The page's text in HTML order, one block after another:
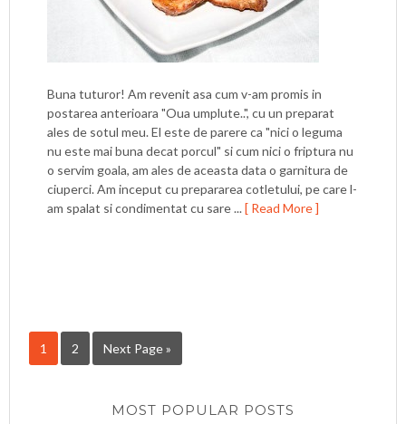
Buna tuturor! Am revenit asa cum v-am promis in
postarea anterioara "Oua umplute..", cu un preparat
ales de sotul meu. El este de parere ca "nici o leguma
nu este mai buna decat porcul" si cum nici o friptura nu
o servim goala, am ales de aceasta data o garnitura de
ciuperci. Am inceput cu prepararea cotletului, pe care l-
am spalat si condimentat cu sare ...[ Read More ]
1 2 Next Page »
MOST POPULAR POSTS